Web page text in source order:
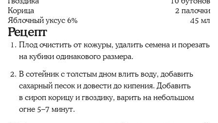
Корица
2 палочки
Яблочный уксус 6%
45 мл
Рецепт
Плод очистить от кожуры, удалить семена и порезать
на кубики одинакового размера.
В сотейник с толстым дном влить воду, добавить
сахарный песок и довести до кипения. Добавить
в сироп корицу и гвоздику, варить на небольшом
огне 5–7 минут.